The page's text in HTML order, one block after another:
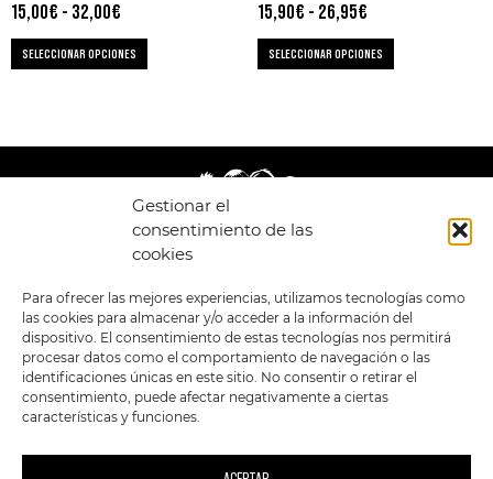
Gestionar el
consentimiento de las
cookies
Para ofrecer las mejores experiencias, utilizamos tecnologías como
las cookies para almacenar y/o acceder a la información del
dispositivo. El consentimiento de estas tecnologías nos permitirá
procesar datos como el comportamiento de navegación o las
identificaciones únicas en este sitio. No consentir o retirar el
consentimiento, puede afectar negativamente a ciertas
características y funciones.
15,00€ - 32,00€
SELECCIONAR OPCIONES
15,90€ - 26,95€
SELECCIONAR OPCIONES
LEGAL
POLÍTICA DE
PRIVACIDAD
TÉRMINOS Y
CONDICIONES
GENERALES DE LA
POLÍTICA DE COOKIES
ENLACES
TIENDA
ESTILOS
FORMATOS
PREVENTAS
OFERTAS
MERCHANDISING